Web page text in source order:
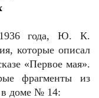
1936 года, Ю. К.
которые описал
«Первое мая».
фрагменты из
доме № 14: